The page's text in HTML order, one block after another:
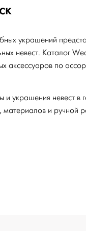
украшений
невест. Каталог
аксессуаров по
и украшения невест в
материалов и ручной